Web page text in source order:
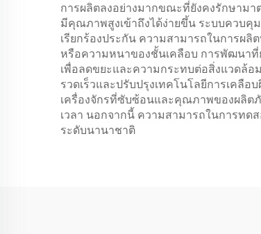
การผลิตลงอย่างมากขณะที่ยังคงรักษาม
มีคุณภาพสูงเข้าถึงได้ง่ายขึ้น ระบบควบคุ
เรียกร้องประกัน ความสามารถในการผลิ
หรือความหนาของชั้นเคลือบ การพัฒนาที่
เพื่อลดขยะและความกระทบต่อสิ่งแวดล้อ
รวดเร็วและปรับปรุงเทคโนโลยีการเคลื
เครื่องจักรที่ซับซ้อนและคุณภาพของผลิต
เวลา นอกจากนี้ ความสามารถในการท
ระดับนานาชาติ